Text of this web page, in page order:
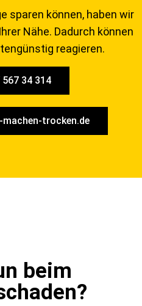
sparen können, haben wir
Nähe. Dadurch können
reagieren.
34 314
trocken.de
beim